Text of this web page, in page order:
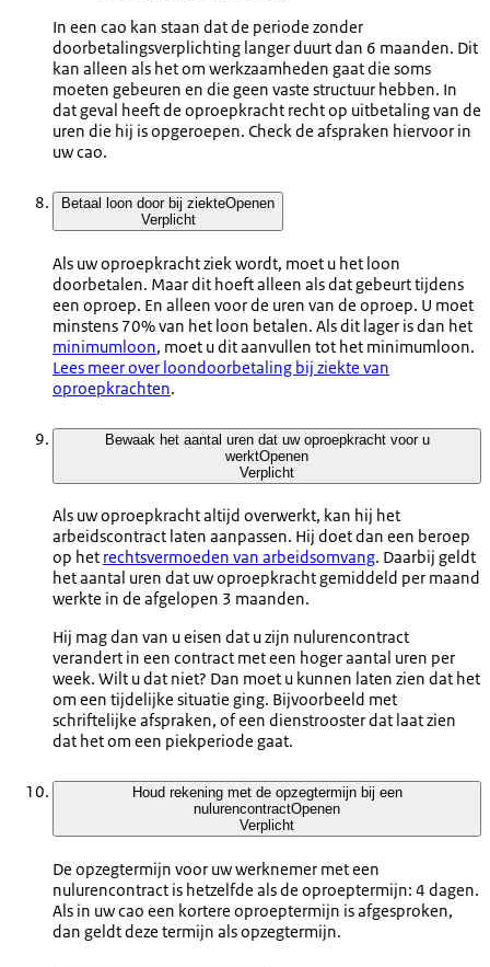
In een cao kan staan dat de periode zonder
doorbetalingsverplichting langer duurt dan 6 maanden. Dit
kan alleen als het om werkzaamheden gaat die soms
moeten gebeuren en die geen vaste structuur hebben. In
dat geval heeft de oproepkracht recht op uitbetaling van de
uren die hij is opgeroepen. Check de afspraken hiervoor in
uw cao.
Betaal loon door bij ziekteOpenen
Verplicht
Als uw oproepkracht ziek wordt, moet u het loon
doorbetalen. Maar dit hoeft alleen als dat gebeurt tijdens
een oproep. En alleen voor de uren van de oproep. U moet
minstens 70% van het loon betalen. Als dit lager is dan het
minimumloon, moet u dit aanvullen tot het minimumloon.
Lees meer over loondoorbetaling bij ziekte van
oproepkrachten.
Bewaak het aantal uren dat uw oproepkracht voor u
werktOpenen
Verplicht
Als uw oproepkracht altijd overwerkt, kan hij het
arbeidscontract laten aanpassen. Hij doet dan een beroep
op het rechtsvermoeden van arbeidsomvang. Daarbij geldt
het aantal uren dat uw oproepkracht gemiddeld per maand
werkte in de afgelopen 3 maanden.
Hij mag dan van u eisen dat u zijn nulurencontract
verandert in een contract met een hoger aantal uren per
week. Wilt u dat niet? Dan moet u kunnen laten zien dat het
om een tijdelijke situatie ging. Bijvoorbeeld met
schriftelijke afspraken, of een dienstrooster dat laat zien
dat het om een piekperiode gaat.
Houd rekening met de opzegtermijn bij een
nulurencontractOpenen
Verplicht
De opzegtermijn voor uw werknemer met een
nulurencontract is hetzelfde als de oproeptermijn: 4 dagen.
Als in uw cao een kortere oproeptermijn is afgesproken,
dan geldt deze termijn als opzegtermijn.